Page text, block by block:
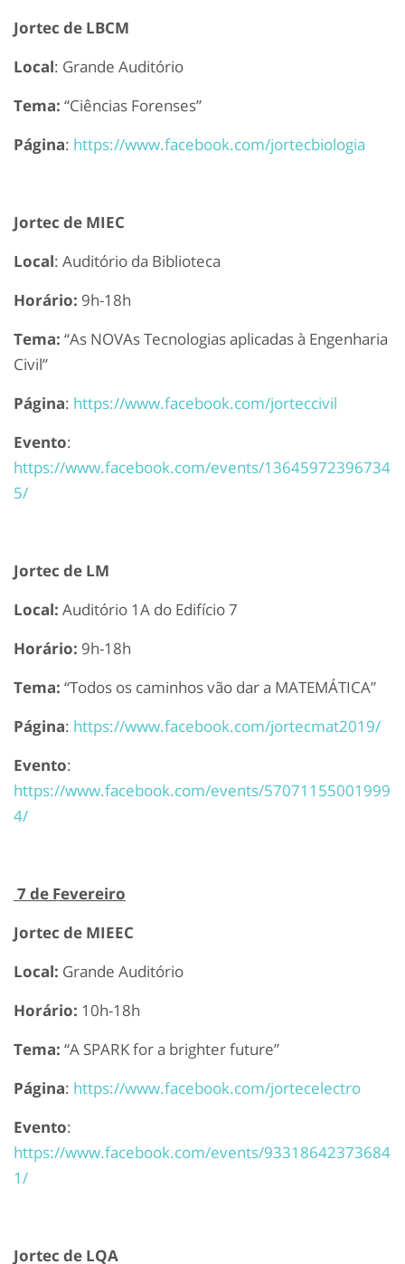
Jortec de LBCM
Local: Grande Auditório
Tema: “Ciências Forenses”
Página: https://www.facebook.com/jortecbiologia
Jortec de MIEC
Local: Auditório da Biblioteca
Horário: 9h-18h
Tema: “As NOVAs Tecnologias aplicadas à Engenharia
Civil”
Página: https://www.facebook.com/jorteccivil
Evento:
https://www.facebook.com/events/13645972396734
5/
Jortec de LM
Local: Auditório 1A do Edifício 7
Horário: 9h-18h
Tema: “Todos os caminhos vão dar a MATEMÁTICA”
Página: https://www.facebook.com/jortecmat2019/
Evento:
https://www.facebook.com/events/57071155001999
4/
7 de Fevereiro
Jortec de MIEEC
Local: Grande Auditório
Horário: 10h-18h
Tema: “A SPARK for a brighter future”
Página: https://www.facebook.com/jortecelectro
Evento:
https://www.facebook.com/events/93318642373684
1/
Jortec de LQA